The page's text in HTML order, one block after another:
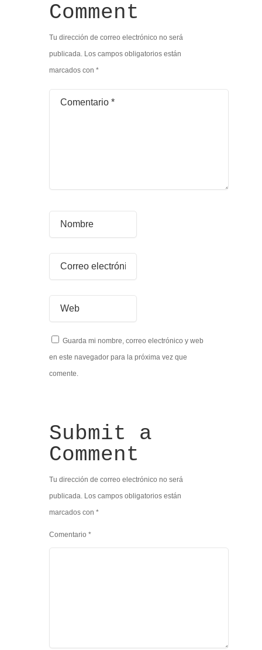
Comment
Tu dirección de correo electrónico no será
publicada. Los campos obligatorios están
marcados con *
Guarda mi nombre, correo electrónico y web
en este navegador para la próxima vez que
comente.
Submit a
Comment
Tu dirección de correo electrónico no será
publicada. Los campos obligatorios están
marcados con *
Comentario *